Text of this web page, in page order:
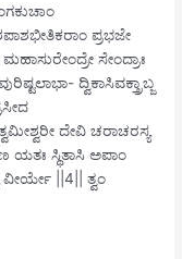
ಪ್ರಭಜೇ
ಸೇಂದ್ರಾಃ
ದ್ವಿಕಾಸಿವಕ್ತ್ರಾಬ್ಜ
ದೇವಿ ಚರಾಚರಸ್ಯ
ಯತಃ ಸ್ಥಿತಾಸಿ ಅಪಾಂ
ವೀರ್ಯೇ ||4|| ತ್ವಂ